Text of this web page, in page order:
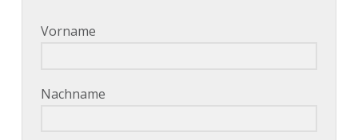
Vorname
Nachname